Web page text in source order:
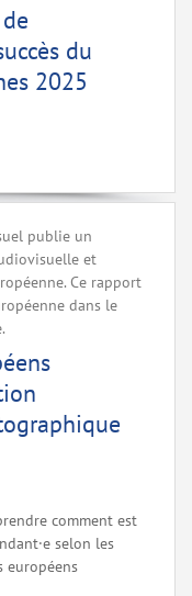
du
2025
publie un
et
Ce rapport
dans le
comment est
selon les
européens